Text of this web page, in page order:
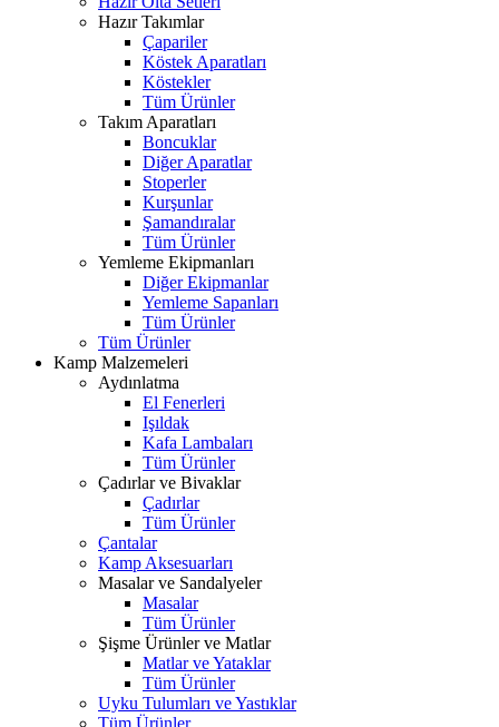
Hazır Takımlar
Çapariler
Köstek Aparatları
Köstekler
Tüm Ürünler
Takım Aparatları
Boncuklar
Diğer Aparatlar
Stoperler
Kurşunlar
Şamandıralar
Tüm Ürünler
Yemleme Ekipmanları
Diğer Ekipmanlar
Yemleme Sapanları
Tüm Ürünler
Tüm Ürünler
Kamp Malzemeleri
Aydınlatma
El Fenerleri
Işıldak
Kafa Lambaları
Tüm Ürünler
Çadırlar ve Bivaklar
Çadırlar
Tüm Ürünler
Çantalar
Kamp Aksesuarları
Masalar ve Sandalyeler
Masalar
Tüm Ürünler
Şişme Ürünler ve Matlar
Matlar ve Yataklar
Tüm Ürünler
Uyku Tulumları ve Yastıklar
Tüm Ürünler